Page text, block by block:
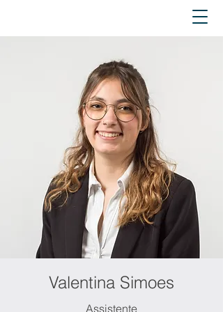
Valentina Simoes
Assistente